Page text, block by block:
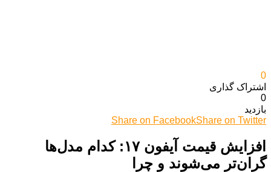
0
اشتراک گذاری‌
0
بازدید
Share on FacebookShare on Twitter
افزایش قیمت آیفون ۱۷: کدام مدل‌ها
گران‌تر می‌شوند و چرا